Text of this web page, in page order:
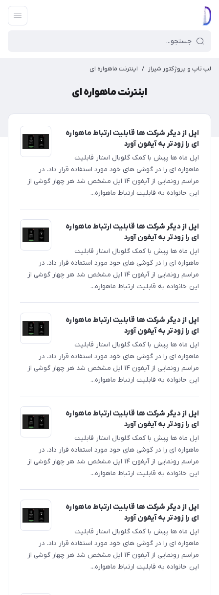
لپ تاپ و پروژکتور شیراز / اینترنت ماهواره ای
اینترنت ماهواره ای
اپل از دیگر شرکت ها قابلیت ارتباط ماهواره
ای را زودتر به آیفون آورد
اپل ماه ها پیش با کمک گلوبال استار قابلیت
ماهواره ای را در گوشی های خود مورد استفاده قرار داد. در
مراسم رونمایی از آیفون ۱۴ اپل مشخص شد هر چهار گوشی از
این خانواده به قابلیت ارتباط ماهواره‌...
اپل از دیگر شرکت ها قابلیت ارتباط ماهواره
ای را زودتر به آیفون آورد
اپل ماه ها پیش با کمک گلوبال استار قابلیت
ماهواره ای را در گوشی های خود مورد استفاده قرار داد. در
مراسم رونمایی از آیفون ۱۴ اپل مشخص شد هر چهار گوشی از
این خانواده به قابلیت ارتباط ماهواره‌...
اپل از دیگر شرکت ها قابلیت ارتباط ماهواره
ای را زودتر به آیفون آورد
اپل ماه ها پیش با کمک گلوبال استار قابلیت
ماهواره ای را در گوشی های خود مورد استفاده قرار داد. در
مراسم رونمایی از آیفون ۱۴ اپل مشخص شد هر چهار گوشی از
این خانواده به قابلیت ارتباط ماهواره‌...
اپل از دیگر شرکت ها قابلیت ارتباط ماهواره
ای را زودتر به آیفون آورد
اپل ماه ها پیش با کمک گلوبال استار قابلیت
ماهواره ای را در گوشی های خود مورد استفاده قرار داد. در
مراسم رونمایی از آیفون ۱۴ اپل مشخص شد هر چهار گوشی از
این خانواده به قابلیت ارتباط ماهواره‌...
اپل از دیگر شرکت ها قابلیت ارتباط ماهواره
ای را زودتر به آیفون آورد
اپل ماه ها پیش با کمک گلوبال استار قابلیت
ماهواره ای را در گوشی های خود مورد استفاده قرار داد. در
مراسم رونمایی از آیفون ۱۴ اپل مشخص شد هر چهار گوشی از
این خانواده به قابلیت ارتباط ماهواره‌...